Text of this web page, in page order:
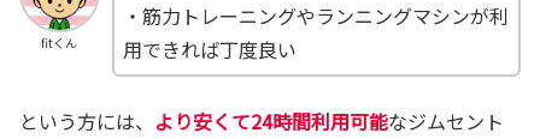
fitくん
・筋力トレーニングやランニングマシンが利
用できれば丁度良い
という方には、 より安くて24時間利用可能なジムセント